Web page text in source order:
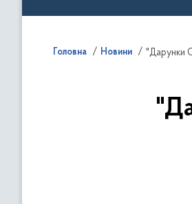
Головна Новини "Дарунки